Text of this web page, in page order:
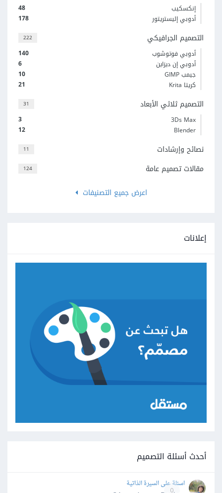
48
إنكسكيب
178
أدوبي إليستريتور
222 التصميم الجرافيكي
140
أدوبي فوتوشوب
6
أدوبي إن ديزاين
10
جيمب GIMP
21
كريتا Krita
31 التصميم ثلاثي الأبعاد
3
3Ds Max
12
Blender
11 نصائح وإرشادات
124
مقالات تصميم عامة
اعرض جميع التصنيفات
إعلانات
أحدث أسئلة التصميم
0
اسئلة على السيرة الذاتية